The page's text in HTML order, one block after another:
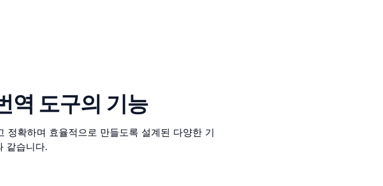
역 도구의 기능
확하며 효율적으로 만들도록 설계된 다양한 기
같습니다.